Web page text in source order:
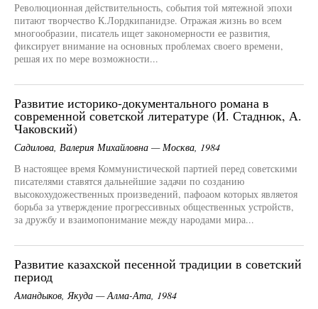
Революционная действительность, события той мятежной эпохи
питают творчество К.Лордкипанидзе. Отражая жизнь во всем
многообразии, писатель ищет закономерности ее развития,
фиксирует внимание на основных проблемах своего времени,
решая их по мере возможности...
Развитие историко-документального романа в
современной советской литературе (И. Стаднюк, А.
Чаковский)
Садилова, Валерия Михайловна — Москва, 1984
В настоящее время Коммунистической партией перед советскими
писателями ставятся дальнейшие задачи по созданию
высокохудожественных произведений, пафоаом которых являетоя
борьба за утверждение прогрессивных общественных устройств,
за дружбу и взаимопонимание между народами мира...
Развитие казахской песенной традиции в советский
период
Амандыков, Якуда — Алма-Ата, 1984